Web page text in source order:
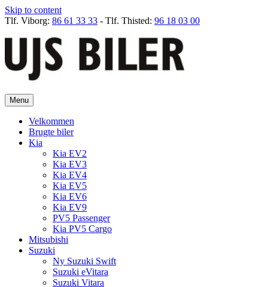
Skip to content
Tlf. Viborg: 86 61 33 33 - Tlf. Thisted: 96 18 03 00
Menu
Velkommen
Brugte biler
Kia
Kia EV2
Kia EV3
Kia EV4
Kia EV5
Kia EV6
Kia EV9
PV5 Passenger
Kia PV5 Cargo
Mitsubishi
Suzuki
Ny Suzuki Swift
Suzuki eVitara
Suzuki Vitara